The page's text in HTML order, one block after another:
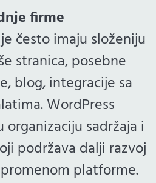
firme
često imaju složeniju
stranica, posebne
blog, integracije sa
WordPress
organizaciju sadržaja i
podržava dalji razvoj
platforme.